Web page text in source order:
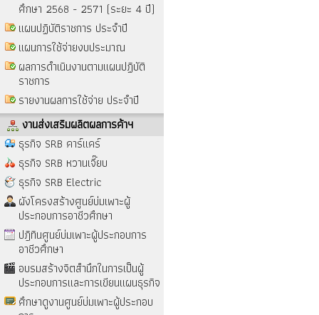
ศึกษา 2568 - 2571 (ระยะ 4 ปี)
แผนปฏิบัติราชการ ประจำปี
แผนการใช้จ่ายงบประมาณ
ผลการดำเนินงานตามแผนปฏิบัติ
ราชการ
รายงานผลการใช้จ่าย ประจำปี
งานส่งเสริมผลิตผลการค้าฯ
ธุรกิจ SRB คาร์แคร์
ธุรกิจ SRB หวานเจี๊ยบ
ธุรกิจ SRB Electric
ผังโครงสร้างศูนย์บ่มเพาะผู้
ประกอบการอาชีวศึกษา
ปฎิทินศูนย์บ่มเพาะผู้ประกอบการ
อาชีวศึกษา
อบรมสร้างจิตสำนึกในการเป็นผู้
ประกอบการและการเขียนแผนธุรกิจ
ศึกษาดูงานศูนย์บ่มเพาะผู้ประกอบ